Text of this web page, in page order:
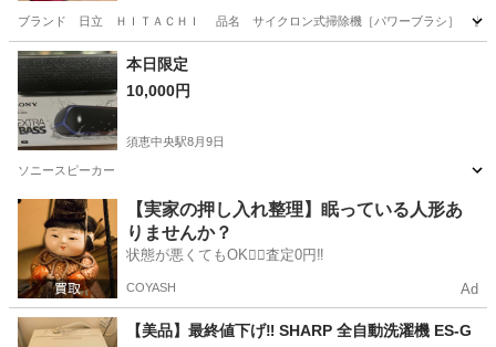
ブランド 日立 ＨＩＴＡＣＨＩ 品名 サイクロン式掃除機［パワーブラシ］ 品番
福岡 北九州市 九州工大前駅
本日限定
10,000円
須恵中央駅8月9日
ソニースピーカー
福岡 糟屋郡 須恵中央駅 オーディオ ソニー
【実家の押し入れ整理】眠っている人形あ
りませんか？
状態が悪くてもOK🙆‍♀️査定0円‼️
COYASH Ad
【美品】最終値下げ‼︎ SHARP 全自動洗濯機 ES-G